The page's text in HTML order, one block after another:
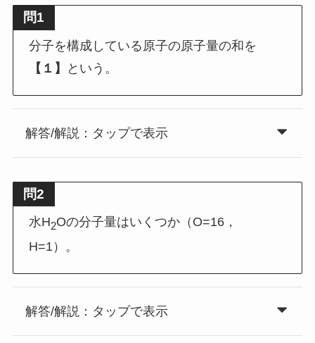
問1
分子を構成している原子の原子量の和を
【１】
という。
解答/解説：タップで表示
問2
水H2Oの分子量はいくつか（O=16，
H=1）。
解答/解説：タップで表示